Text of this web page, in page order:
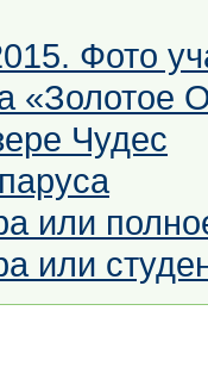
Фото
«Золотое
Чудес
или
или